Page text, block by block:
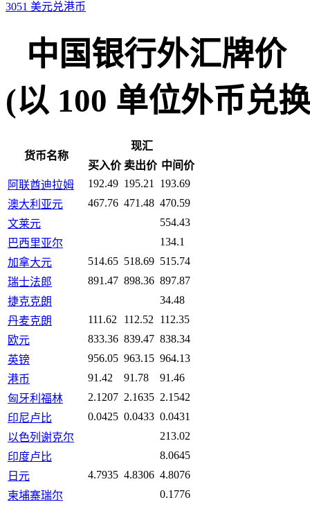
3051 美元兑港币
中国银行外汇牌价
(以 100 单位外币兑
货币名称
现汇
买入价 卖出价 中间价
阿联酋迪拉姆
192.49 195.21
193.69
澳大利亚元
467.76 471.48 470.59
文莱元
554.43
巴西里亚尔
134.1
加拿大元
514.65 518.69 515.74
瑞士法郎
891.47 898.36 897.87
捷克克朗
34.48
丹麦克朗
111.62 112.52
112.35
欧元
833.36 839.47 838.34
英镑
956.05 963.15 964.13
港币
91.42 91.78
91.46
匈牙利福林
2.1207 2.1635 2.1542
印尼卢比
0.0425 0.0433 0.0431
以色列谢克尔
213.02
印度卢比
8.0645
日元
4.7935 4.8306 4.8076
柬埔寨瑞尔
0.1776